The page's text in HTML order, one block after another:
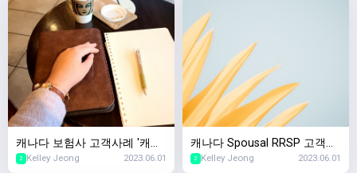
캐나다 보험사 고객사례 '캐나
다서 생명보험샀는데 회사가
2 Kelley Jeong 2023.06.01
캐나다 Spousal RRSP 고객사
례 '이혼 후 퇴직연금 재산분할
2 Kelley Jeong 2023.06.01